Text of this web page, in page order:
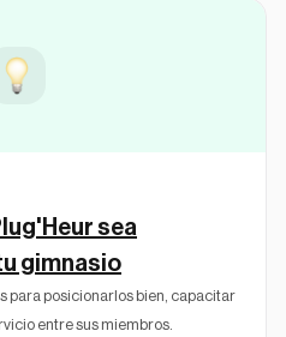
sea
gimnasio
para posicionarlos bien, capacitar
entre sus miembros.